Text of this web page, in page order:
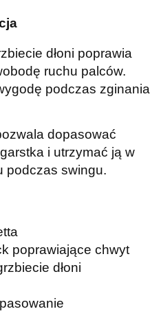
dłoni poprawia
ruchu palców.
podczas zginania
dopasować
i utrzymać ją w
podczas swingu.
poprawiające chwyt
dłoni